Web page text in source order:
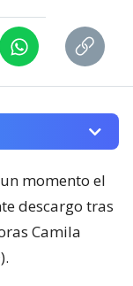
momento el
descargo tras
Camila